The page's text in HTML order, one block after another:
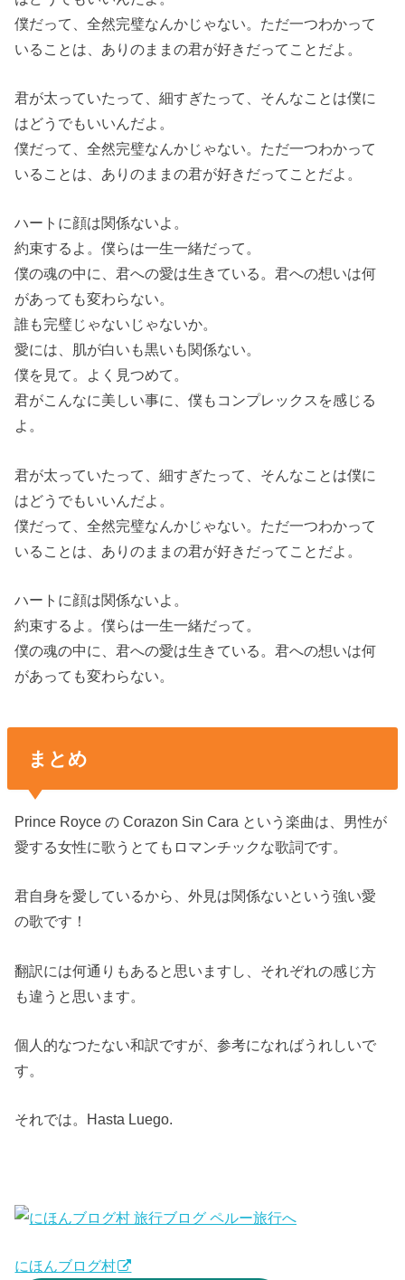
僕だって、全然完璧なんかじゃない。ただ一つわかって
いることは、ありのままの君が好きだってことだよ。
君が太っていたって、細すぎたって、そんなことは僕に
はどうでもいいんだよ。
僕だって、全然完璧なんかじゃない。ただ一つわかって
いることは、ありのままの君が好きだってことだよ。
ハートに顔は関係ないよ。
約束するよ。僕らは一生一緒だって。
僕の魂の中に、君への愛は生きている。君への想いは何
があっても変わらない。
誰も完璧じゃないじゃないか。
愛には、肌が白いも黒いも関係ない。
僕を見て。よく見つめて。
君がこんなに美しい事に、僕もコンプレックスを感じる
よ。
君が太っていたって、細すぎたって、そんなことは僕に
はどうでもいいんだよ。
僕だって、全然完璧なんかじゃない。ただ一つわかって
いることは、ありのままの君が好きだってことだよ。
ハートに顔は関係ないよ。
約束するよ。僕らは一生一緒だって。
僕の魂の中に、君への愛は生きている。君への想いは何
があっても変わらない。
まとめ
Prince Royce の Corazon Sin Cara という楽曲は、男性が
愛する女性に歌うとてもロマンチックな歌詞です。
君自身を愛しているから、外見は関係ないという強い愛
の歌です！
翻訳には何通りもあると思いますし、それぞれの感じ方
も違うと思います。
個人的なつたない和訳ですが、参考になればうれしいで
す。
それでは。Hasta Luego.
にほんブログ村